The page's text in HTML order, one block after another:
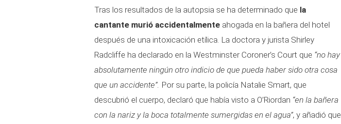
Tras los resultados de la autopsia se ha determinado que la
cantante murió accidentalmente ahogada en la bañera del hotel
después de una intoxicación etílica. La doctora y jurista Shirley
Radcliffe ha declarado en la Westminster Coroner’s Court que “no hay
absolutamente ningún otro indicio de que pueda haber sido otra cosa
que un accidente”. Por su parte, la policía Natalie Smart, que
descubrió el cuerpo, declaró que había visto a O’Riordan “en la bañera
con la nariz y la boca totalmente sumergidas en el agua”, y añadió que